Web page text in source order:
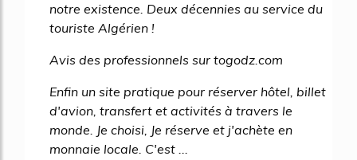
notre existence. Deux décennies au service du
touriste Algérien !
Avis des professionnels sur togodz.com
Enfin un site pratique pour réserver hôtel, billet
d'avion, transfert et activités à travers le
monde. Je choisi, Je réserve et j'achète en
monnaie locale. C'est ...